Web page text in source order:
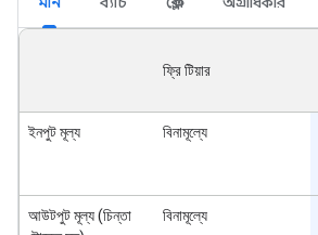
ফ্রি টিয়ার
ইনপুট মূল্য বিনামূল্যে
আউটপুট মূল্য (চিন্তা
বিনামূল্যে